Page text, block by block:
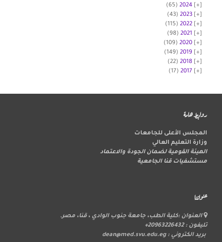
2024
(65)
2023
(43)
2022
(115)
2021
(98)
2020
(109)
2019
(149)
2018
(22)
2017
(17)
روابط هامة
المجلس الأعلى للجامعات
وزارة التعليم العالي
الهيئة القومية لضمان الجودة والاعتماد
مستشفيات قنا الجامعية
عنواننا
العنوان :كلية الطب، جامعة جنوب الوادي ، قنا، مصر.
تليفون : 20963226432+
بريد الكتروني : dean@med.svu.edu.eg